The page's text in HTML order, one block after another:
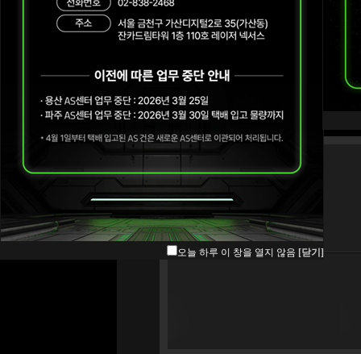
오늘 하루 이 창을 열지 않음 [닫기]